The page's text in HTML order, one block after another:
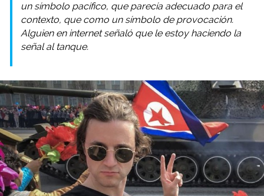
un símbolo pacífico, que parecía adecuado para el
contexto, que como un símbolo de provocación.
Alguien en internet señaló que le estoy haciendo la
señal al tanque.